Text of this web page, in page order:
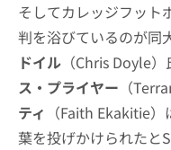
そしてカレッジフット
判を浴びているのが同
ドイル （Chris Doyle
ス・プライヤー （
ティ （Faith Ekakitie
葉を投げかけられたと